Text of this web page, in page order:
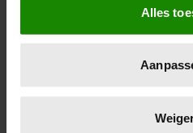
Informatie verzamelen
locatie, die tot een paar
scannen op specifieke
verwerkt en stel uw
Alles